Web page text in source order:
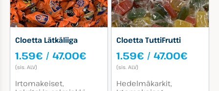
Cloetta Lätkäliiga
1.59€ / 47.00€ Hintaluokka:
47.00€
(sis. ALV)
Tuotekategoriat:
Irtomakeiset
Cloetta TuttiFrutti
1.59€ / 47.00€
(sis. ALV)
Tuotekategoriat:
Hedelmäkarkit